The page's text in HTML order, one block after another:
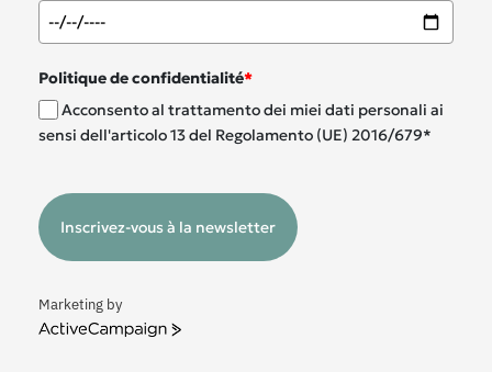
Politique de confidentialité*
Acconsento al trattamento dei miei dati personali ai
sensi dell'articolo 13 del Regolamento (UE) 2016/679*
Inscrivez-vous à la newsletter
Marketing by
ActiveCampaign